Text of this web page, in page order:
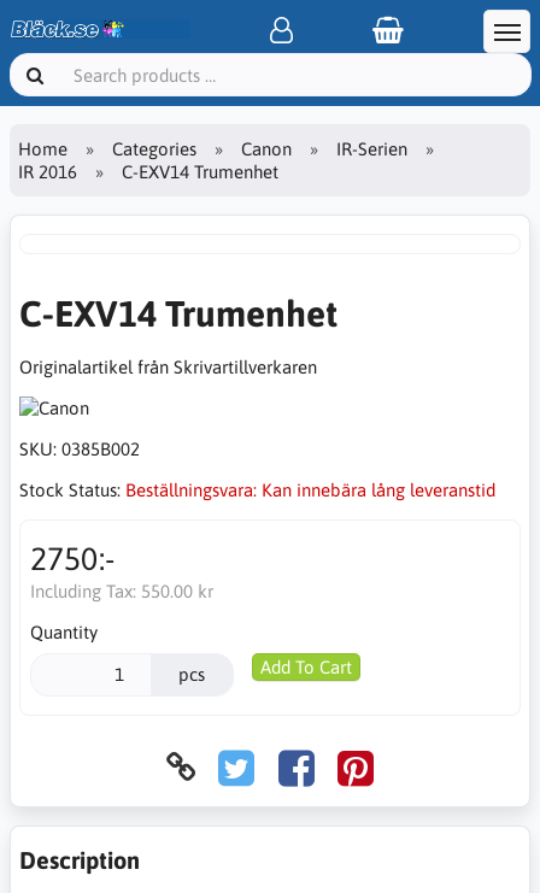
Home Categories Canon
IR-Serien
IR 2016
C-EXV14 Trumenhet
C-EXV14 Trumenhet
Originalartikel från Skrivartillverkaren
SKU: 0385B002
Stock Status: Beställningsvara: Kan innebära lång leveranstid
2750:-
Including Tax: 550.00 kr
Quantity
pcs Add To Cart
Description